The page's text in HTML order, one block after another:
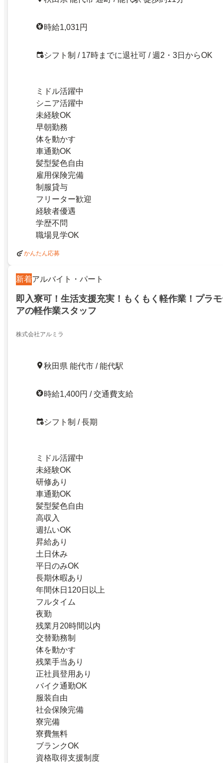
時給1,031円
シフト制 / 17時までに退社可 / 週2・3日からOK
ミドル活躍中
シニア活躍中
未経験OK
早朝勤務
体を動かす
車通勤OK
髪型髪色自由
雇用保険完備
制服貸与
フリーター歓迎
経験者優遇
学歴不問
職場見学OK
かんたん応募
新着アルバイト・パート
即入寮可！生活支援充実！もくもく軽作業！プラ
アの軽作業スタッフ
株式会社アルミラ
秋田県 能代市 / 能代駅
時給1,400円 / 交通費支給
シフト制 / 長期
ミドル活躍中
未経験OK
研修あり
車通勤OK
髪型髪色自由
高収入
週払いOK
昇給あり
土日休み
平日のみOK
長期休暇あり
年間休日120日以上
フルタイム
夜勤
残業月20時間以内
交替勤務制
体を動かす
残業手当あり
正社員登用あり
バイク通勤OK
服装自由
社会保険完備
寮完備
寮費無料
ブランクOK
資格取得支援制度